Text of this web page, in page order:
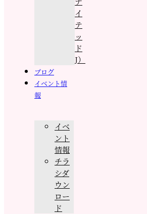
イ
テ
ッ
ド
J）
ブログ
イベント情
報
イベ
ント
情報
チラ
シダ
ウン
ロー
ド